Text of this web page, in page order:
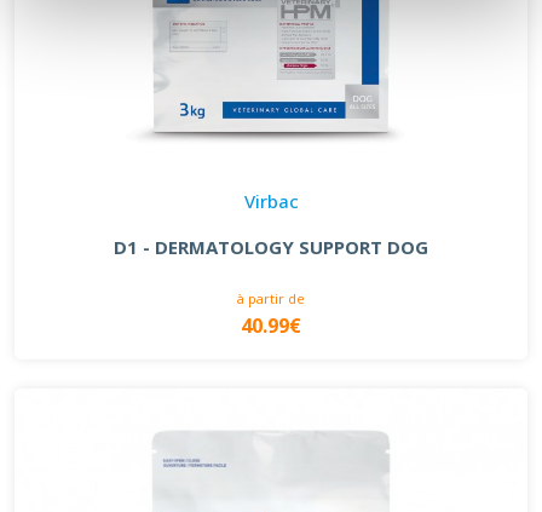
Virbac
D1 - DERMATOLOGY SUPPORT DOG
à partir de
40.99€